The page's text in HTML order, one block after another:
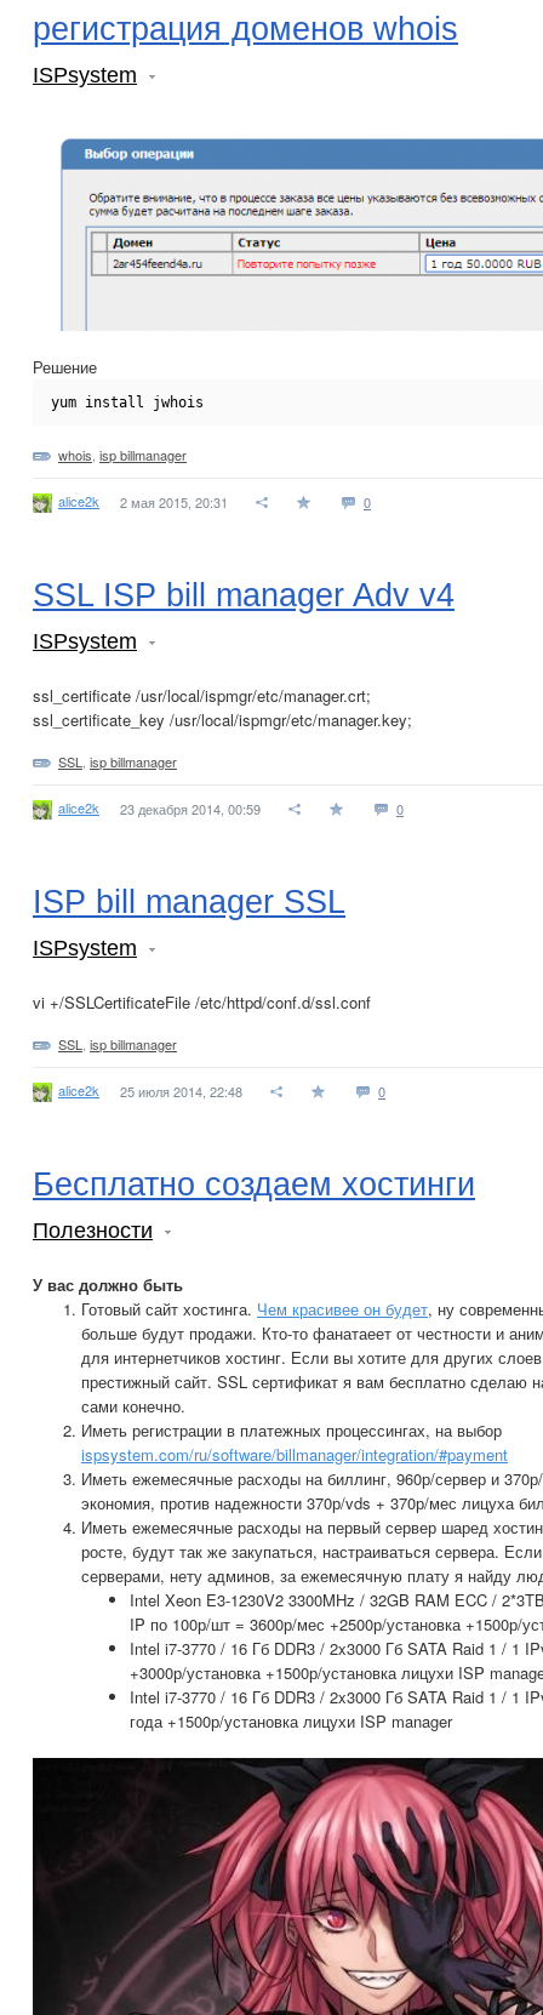
регистрация доменов whois
ISPsystem
Решение
yum install jwhois
whois isp billmanager
alice2k 2 мая 2015, 20:31 0
SSL ISP bill manager Adv v4
ISPsystem
ssl_certificate /usr/local/ispmgr/etc/manager.crt;
ssl_certificate_key /usr/local/ispmgr/etc/manager.key;
SSL isp billmanager
alice2k 23 декабря 2014, 00:59 0
ISP bill manager SSL
ISPsystem
vi +/SSLCertificateFile /etc/httpd/conf.d/ssl.conf
SSL isp billmanager
alice2k 25 июля 2014, 22:48 0
Бесплатно создаем хостинги
Полезности
У вас должно быть
Готовый сайт хостинга. Чем красивее он будет, ну
больше будут продажи. Кто-то фанатаеет от честности и
для интернетчиков хостинг. Если вы хотите для других
престижный сайт. SSL сертификат я вам бесплатно сделаю
сами конечно.
Иметь регистрации в платежных процессингах, на выбор
ispsystem.com/ru/software/billmanager/integration/#payment
Иметь ежемесячные расходы на биллинг, 960р/сервер и
экономия, против надежности 370р/vds + 370р/мес лицуха
Иметь ежемесячные расходы на первый сервер шаред
росте, будут так же закупаться, настраиваться сервера.
серверами, нету админов, за ежемесячную плату я найду
Intel Xeon E3-1230V2 3300MHz / 32GB RAM ECC /
IP по 100р/шт = 3600р/мес +2500р/установка +1500р/
Intel i7-3770 / 16 Гб DDR3 / 2x3000 Гб SATA Raid 1 / 1
+3000р/установка +1500р/установка лицухи ISP
Intel i7-3770 / 16 Гб DDR3 / 2x3000 Гб SATA Raid 1 / 1
года +1500р/установка лицухи ISP manager